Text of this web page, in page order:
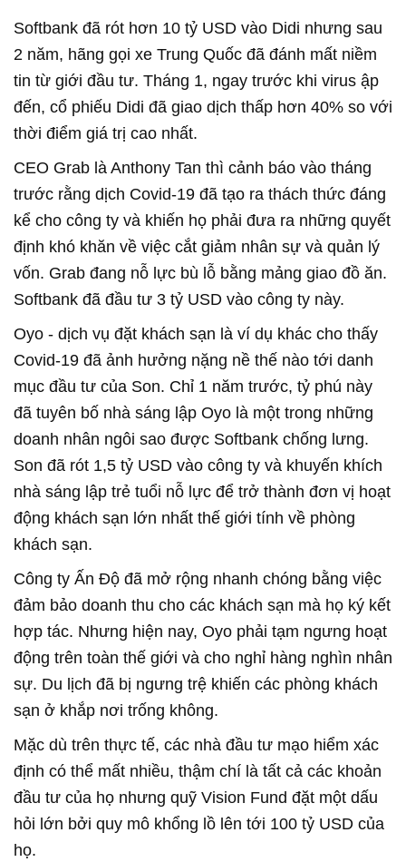
Softbank đã rót hơn 10 tỷ USD vào Didi nhưng sau
2 năm, hãng gọi xe Trung Quốc đã đánh mất niềm
tin từ giới đầu tư. Tháng 1, ngay trước khi virus ập
đến, cổ phiếu Didi đã giao dịch thấp hơn 40% so với
thời điểm giá trị cao nhất.
CEO Grab là Anthony Tan thì cảnh báo vào tháng
trước rằng dịch Covid-19 đã tạo ra thách thức đáng
kể cho công ty và khiến họ phải đưa ra những quyết
định khó khăn về việc cắt giảm nhân sự và quản lý
vốn. Grab đang nỗ lực bù lỗ bằng mảng giao đồ ăn.
Softbank đã đầu tư 3 tỷ USD vào công ty này.
Oyo - dịch vụ đặt khách sạn là ví dụ khác cho thấy
Covid-19 đã ảnh hưởng nặng nề thế nào tới danh
mục đầu tư của Son. Chỉ 1 năm trước, tỷ phú này
đã tuyên bố nhà sáng lập Oyo là một trong những
doanh nhân ngôi sao được Softbank chống lưng.
Son đã rót 1,5 tỷ USD vào công ty và khuyến khích
nhà sáng lập trẻ tuổi nỗ lực để trở thành đơn vị hoạt
động khách sạn lớn nhất thế giới tính về phòng
khách sạn.
Công ty Ấn Độ đã mở rộng nhanh chóng bằng việc
đảm bảo doanh thu cho các khách sạn mà họ ký kết
hợp tác. Nhưng hiện nay, Oyo phải tạm ngưng hoạt
động trên toàn thế giới và cho nghỉ hàng nghìn nhân
sự. Du lịch đã bị ngưng trệ khiến các phòng khách
sạn ở khắp nơi trống không.
Mặc dù trên thực tế, các nhà đầu tư mạo hiểm xác
định có thể mất nhiều, thậm chí là tất cả các khoản
đầu tư của họ nhưng quỹ Vision Fund đặt một dấu
hỏi lớn bởi quy mô khổng lồ lên tới 100 tỷ USD của
họ.